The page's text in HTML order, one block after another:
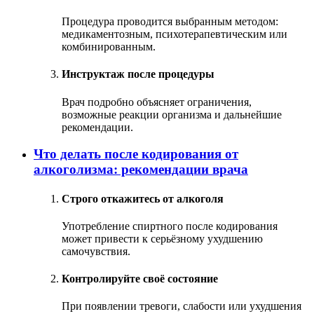
Процедура проводится выбранным методом:
медикаментозным, психотерапевтическим или
комбинированным.
Инструктаж после процедуры
Врач подробно объясняет ограничения,
возможные реакции организма и дальнейшие
рекомендации.
Что делать после кодирования от
алкоголизма: рекомендации врача
Строго откажитесь от алкоголя
Употребление спиртного после кодирования
может привести к серьёзному ухудшению
самочувствия.
Контролируйте своё состояние
При появлении тревоги, слабости или ухудшения